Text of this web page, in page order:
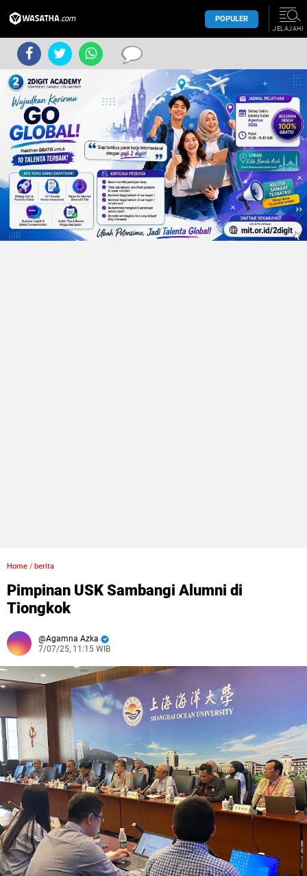
POPULER
JELAJAHI
Home / berita
Pimpinan USK Sambangi Alumni di
Tiongkok
Agamna Azka
7/07/25, 11:15 WIB